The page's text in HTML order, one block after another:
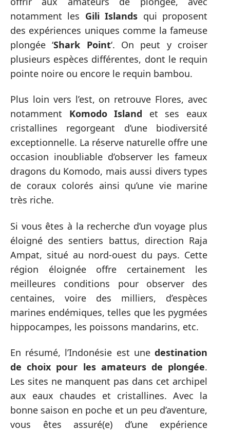
notamment les Gili Islands qui proposent
des expériences uniques comme la fameuse
plongée ‘Shark Point‘. On peut y croiser
plusieurs espèces différentes, dont le requin
pointe noire ou encore le requin bambou.
Plus loin vers l’est, on retrouve Flores, avec
notamment Komodo Island et ses eaux
cristallines regorgeant d’une biodiversité
exceptionnelle. La réserve naturelle offre une
occasion inoubliable d’observer les fameux
dragons du Komodo, mais aussi divers types
de coraux colorés ainsi qu’une vie marine
très riche.
Si vous êtes à la recherche d’un voyage plus
éloigné des sentiers battus, direction Raja
Ampat, situé au nord-ouest du pays. Cette
région éloignée offre certainement les
meilleures conditions pour observer des
centaines, voire des milliers, d’espèces
marines endémiques, telles que les pygmées
hippocampes, les poissons mandarins, etc.
En résumé, l’Indonésie est une destination
de choix pour les amateurs de plongée.
Les sites ne manquent pas dans cet archipel
aux eaux chaudes et cristallines. Avec la
bonne saison en poche et un peu d’aventure,
vous êtes assuré(e) d’une expérience